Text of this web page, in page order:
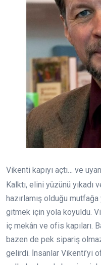
Vikenti kapıyı açtı… ve
Kalktı, elini yüzünü yıkadı
hazırlamış olduğu
gitmek için yola koyuldu.
iç mekân ve ofis kapıları.
bazen de pek sipariş
gelirdi. İnsanlar Vikenti’yi